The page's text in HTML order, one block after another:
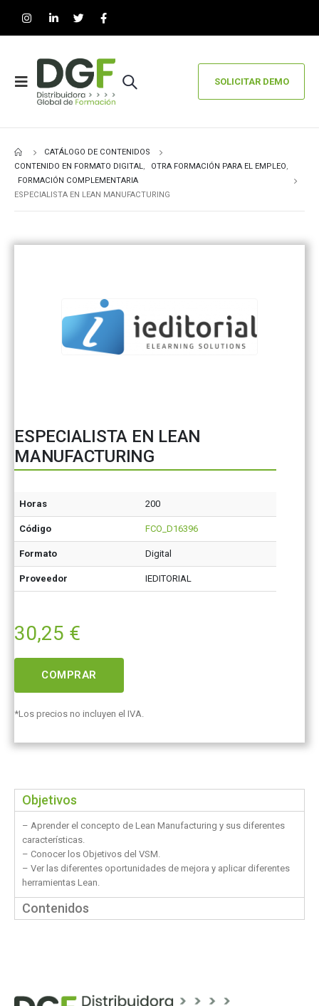
SOLICITAR DEMO
CATÁLOGO DE CONTENIDOS
CONTENIDO EN FORMATO DIGITAL, OTRA FORMACIÓN PARA EL EMPLEO,
FORMACIÓN COMPLEMENTARIA
ESPECIALISTA EN LEAN MANUFACTURING
ESPECIALISTA EN LEAN
MANUFACTURING
Horas 200
Código FCO_D16396
Formato Digital
Proveedor IEDITORIAL
30,25 €
COMPRAR
*Los precios no incluyen el IVA.
Objetivos
– Aprender el concepto de Lean Manufacturing y sus diferentes
características.
– Conocer los Objetivos del VSM.
– Ver las diferentes oportunidades de mejora y aplicar diferentes
herramientas Lean.
Contenidos